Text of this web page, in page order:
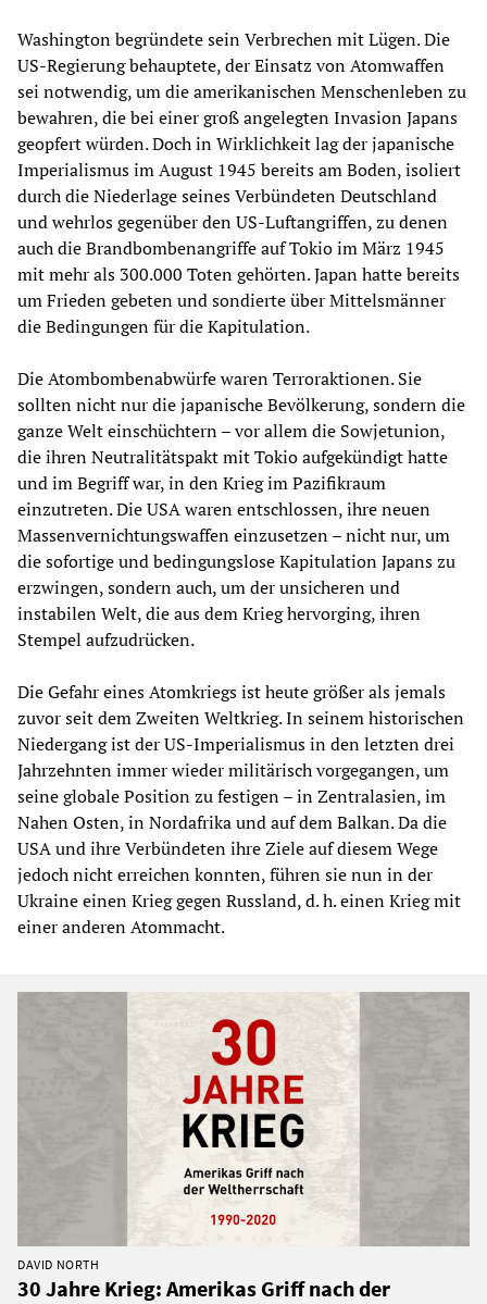
Washington begründete sein Verbrechen mit Lügen. Die
US-Regierung behauptete, der Einsatz von Atomwaffen
sei notwendig, um die amerikanischen Menschenleben zu
bewahren, die bei einer groß angelegten Invasion Japans
geopfert würden. Doch in Wirklichkeit lag der japanische
Imperialismus im August 1945 bereits am Boden, isoliert
durch die Niederlage seines Verbündeten Deutschland
und wehrlos gegenüber den US-Luftangriffen, zu denen
auch die Brandbombenangriffe auf Tokio im März 1945
mit mehr als 300.000 Toten gehörten. Japan hatte bereits
um Frieden gebeten und sondierte über Mittelsmänner
die Bedingungen für die Kapitulation.
Die Atombombenabwürfe waren Terroraktionen. Sie
sollten nicht nur die japanische Bevölkerung, sondern die
ganze Welt einschüchtern – vor allem die Sowjetunion,
die ihren Neutralitätspakt mit Tokio aufgekündigt hatte
und im Begriff war, in den Krieg im Pazifikraum
einzutreten. Die USA waren entschlossen, ihre neuen
Massenvernichtungswaffen einzusetzen – nicht nur, um
die sofortige und bedingungslose Kapitulation Japans zu
erzwingen, sondern auch, um der unsicheren und
instabilen Welt, die aus dem Krieg hervorging, ihren
Stempel aufzudrücken.
Die Gefahr eines Atomkriegs ist heute größer als jemals
zuvor seit dem Zweiten Weltkrieg. In seinem historischen
Niedergang ist der US-Imperialismus in den letzten drei
Jahrzehnten immer wieder militärisch vorgegangen, um
seine globale Position zu festigen – in Zentralasien, im
Nahen Osten, in Nordafrika und auf dem Balkan. Da die
USA und ihre Verbündeten ihre Ziele auf diesem Wege
jedoch nicht erreichen konnten, führen sie nun in der
Ukraine einen Krieg gegen Russland, d. h. einen Krieg mit
einer anderen Atommacht.
DAVID NORTH
30 Jahre Krieg: Amerikas Griff nach der